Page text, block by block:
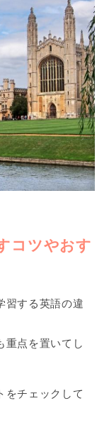
コツやおす
習する英語の違
重点を置いてし
をチェックして